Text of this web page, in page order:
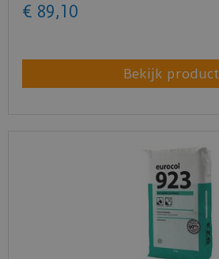
€ 89,10
Bekijk product